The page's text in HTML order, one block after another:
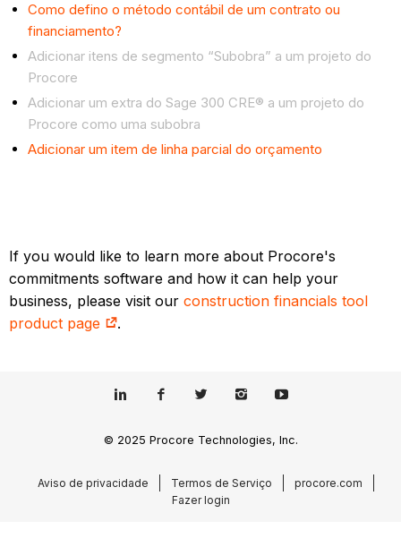
Como defino o método contábil de um contrato ou
financiamento?
Adicionar itens de segmento “Subobra” a um projeto do
Procore
Adicionar um extra do Sage 300 CRE® a um projeto do
Procore como uma subobra
Adicionar um item de linha parcial do orçamento
If you would like to learn more about Procore's
commitments software and how it can help your
business, please visit ourconstruction financials tool
product page
.
© 2025 Procore Technologies, Inc.
Aviso de privacidade Termos de Serviço
procore.com
Fazer login